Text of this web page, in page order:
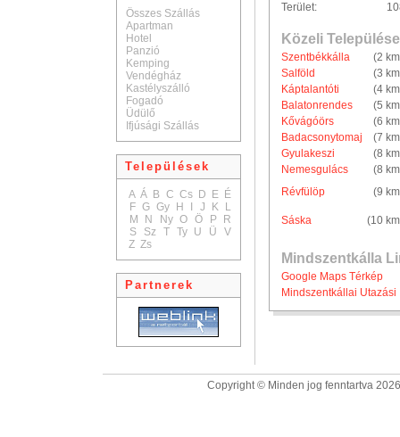
Összes Szállás
Apartman
Hotel
Panzió
Kemping
Vendégház
Kastélyszálló
Fogadó
Üdülő
Ifjúsági Szállás
Települések
A Á B C Cs D E É
F G Gy H J K
L
M
N Ny O Ö P
R
S
Sz T Ty U Ü
V
Z Zs
Partnerek
Terület:
Közeli
Szentbékkálla
(2
Salföld
(3
Káptalantóti
(4
Balatonrendes
(5
Kővágóörs
(6
Badacsonytomaj
(7
Gyulakeszi
(8
Nemesgulács
(8
Révfülöp
(9
Sáska (10
Mindszentkálla
Google Maps Térkép
Mindszentkállai Utazási
Copyright © Minden jog fenntartva